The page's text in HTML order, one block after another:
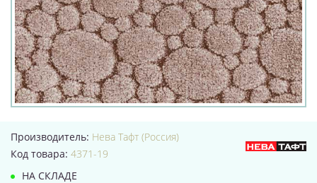
Производитель: Нева Тафт (Россия)
Код товара: 4371-19
НА СКЛАДЕ